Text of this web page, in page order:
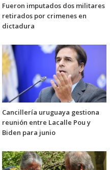
Fueron imputados dos militares
retirados por crimenes en
dictadura
Cancillería uruguaya gestiona
reunión entre Lacalle Pou y
Biden para junio